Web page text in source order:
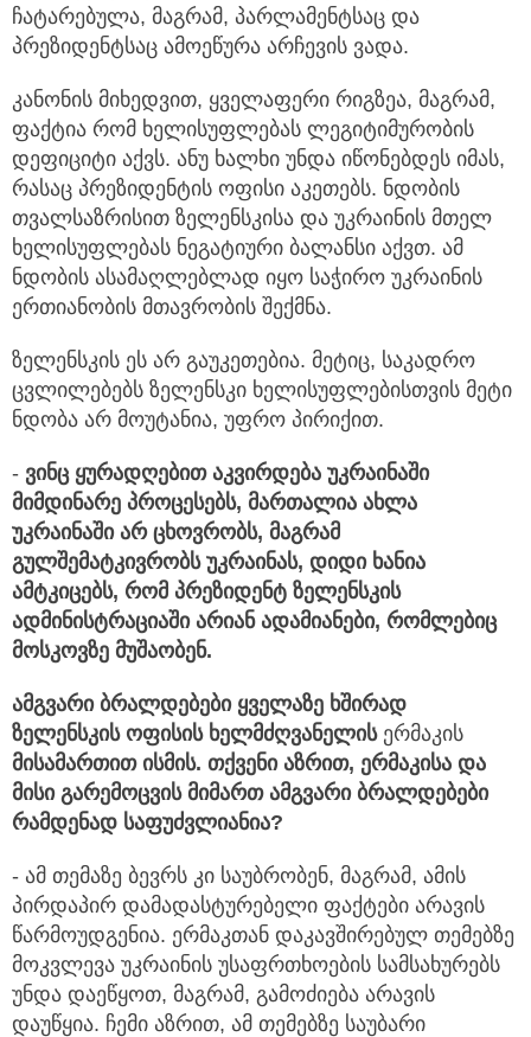
ჩატარებულა, მაგრამ, პარლამენტსაც და
პრეზიდენტსაც ამოეწურა არჩევის ვადა.
კანონის მიხედვით, ყველაფერი რიგზეა, მაგრამ,
ფაქტია რომ ხელისუფლებას ლეგიტიმურობის
დეფიციტი აქვს. ანუ ხალხი უნდა იწონებდეს იმას,
რასაც პრეზიდენტის ოფისი აკეთებს. ნდობის
თვალსაზრისით ზელენსკისა და უკრაინის მთელ
ხელისუფლებას ნეგატიური ბალანსი აქვთ. ამ
ნდობის ასამაღლებლად იყო საჭირო უკრაინის
ერთიანობის მთავრობის შექმნა.
ზელენსკის ეს არ გაუკეთებია. მეტიც, საკადრო
ცვლილებებს ზელენსკი ხელისუფლებისთვის მეტი
ნდობა არ მოუტანია, უფრო პირიქით.
- ვინც ყურადღებით აკვირდება უკრაინაში
მიმდინარე პროცესებს, მართალია ახლა
უკრაინაში არ ცხოვრობს, მაგრამ
გულშემატკივრობს უკრაინას, დიდი ხანია
ამტკიცებს, რომ პრეზიდენტ ზელენსკის
ადმინისტრაციაში არიან ადამიანები, რომლებიც
მოსკოვზე მუშაობენ.
ამგვარი ბრალდებები ყველაზე ხშირად
ზელენსკის ოფისის ხელმძღვანელის ერმაკის
მისამართით ისმის. თქვენი აზრით, ერმაკისა და
მისი გარემოცვის მიმართ ამგვარი ბრალდებები
რამდენად საფუძვლიანია?
- ამ თემაზე ბევრს კი საუბრობენ, მაგრამ, ამის
პირდაპირ დამადასტურებელი ფაქტები არავის
წარმოუდგენია. ერმაკთან დაკავშირებულ თემებზე
მოკვლევა უკრაინის უსაფრთხოების სამსახურებს
უნდა დაეწყოთ, მაგრამ, გამოძიება არავის
დაუწყია. ჩემი აზრით, ამ თემებზე საუბარი